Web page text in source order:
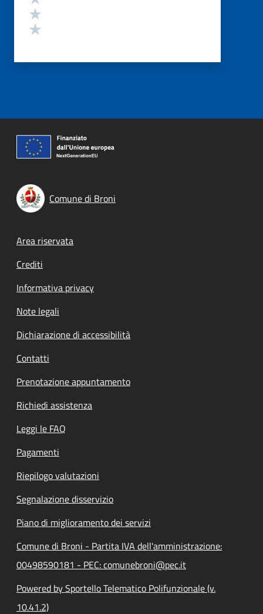
Comune di Broni
Footer menu
Area riservata
Crediti
Informativa privacy
Note legali
Dichiarazione di accessibilità
Contatti
Prenotazione appuntamento
Richiedi assistenza
Leggi le FAQ
Pagamenti
Riepilogo valutazioni
Segnalazione disservizio
Piano di miglioramento dei servizi
Comune di Broni - Partita IVA dell'amministrazione:
00498590181 - PEC: comunebroni@pec.it
Powered by Sportello Telematico Polifunzionale (v.
10.41.2)